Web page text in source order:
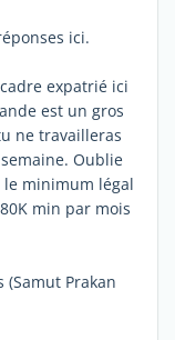
ici.
expatrié ici
est un gros
ne travailleras
Oublie
le minimum légal
min par mois
Prakan